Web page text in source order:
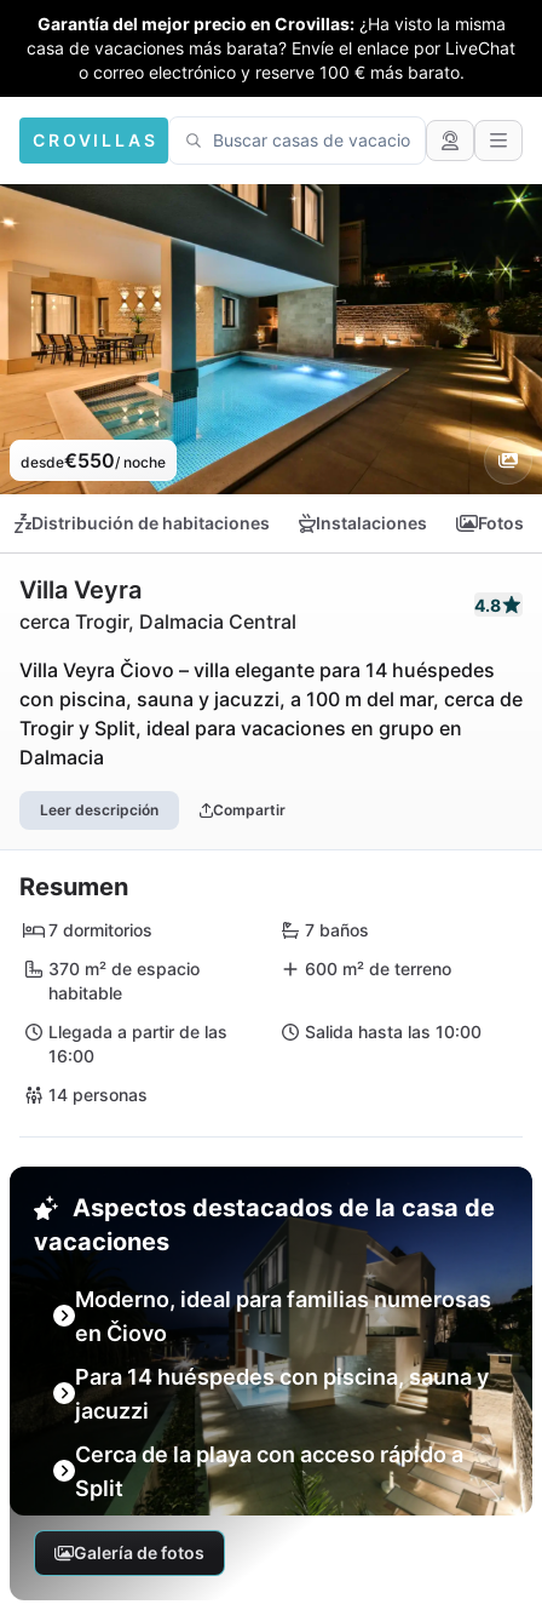
Garantía del mejor precio en Crovillas: ¿Ha visto la misma
casa de vacaciones más barata? Envíe el enlace por LiveChat
o correo electrónico y reserve 100 € más barato.
CROVILLAS
desde€550/ noche
Distribución de habitaciones Instalaciones Fotos
Villa Veyra
cerca Trogir, Dalmacia Central
4.8
Villa Veyra Čiovo – villa elegante para 14 huéspedes
con piscina, sauna y jacuzzi, a 100 m del mar, cerca de
Trogir y Split, ideal para vacaciones en grupo en
Dalmacia
Leer descripción Compartir
Resumen
7 dormitorios
7 baños
370 m² de espacio
habitable
600 m² de terreno
Llegada a partir de las
16:00
Salida hasta las 10:00
14 personas
Aspectos destacados de la casa de
vacaciones
Moderno, ideal para familias numerosas
en Čiovo
Para 14 huéspedes con piscina, sauna y
jacuzzi
Cerca de la playa con acceso rápido a
Split
Galería de fotos